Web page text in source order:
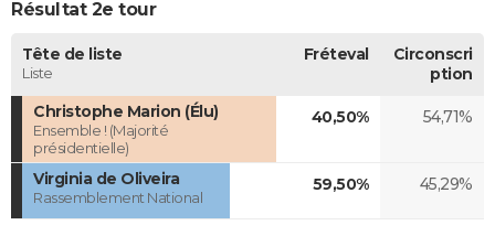
Résultat 2e tour
Tête de liste
Liste
Fréteval
Circonscri
ption
Christophe Marion (Élu)
Ensemble ! (Majorité
présidentielle)
40,50% 54,71%
Virginia de Oliveira
Rassemblement National
59,50% 45,29%